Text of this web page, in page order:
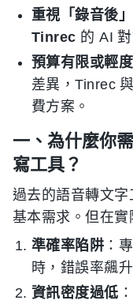
重視「錄音後
Tinrec 的 AI
預算有限或輕
差異，Tinrec
費方案。
一、為什麼你
寫工具？
過去的語音轉文
基本需求。但在實
準確率陷阱 ：
時，錯誤率飆
資訊密度過低